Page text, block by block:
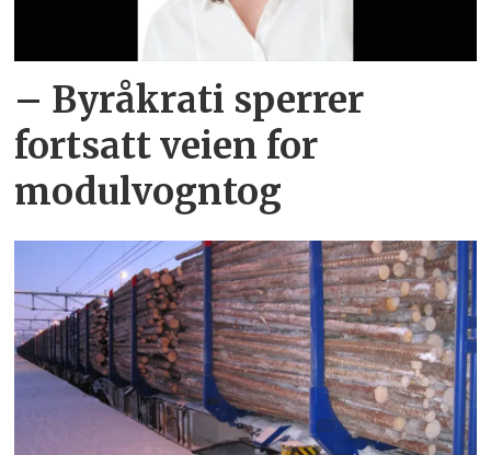
– Byråkrati sperrer
fortsatt veien for
modulvogntog